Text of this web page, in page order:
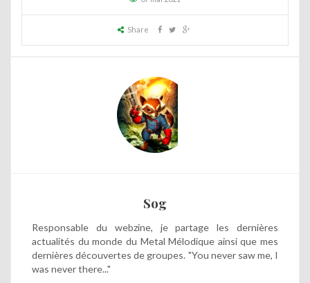
Share
Sog
Responsable du webzine, je partage les dernières
actualités du monde du Metal Mélodique ainsi que mes
dernières découvertes de groupes. "You never saw me, I
was never there..."